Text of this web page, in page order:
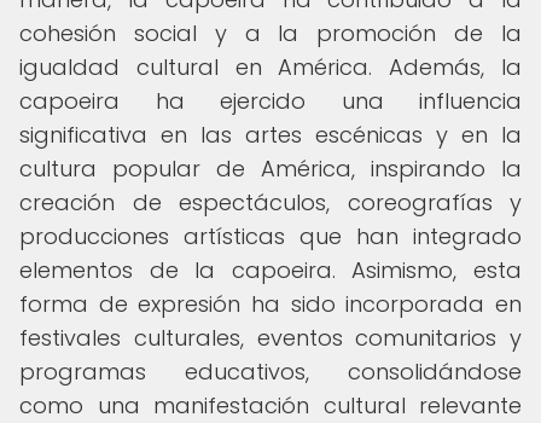
cohesión social y a la promoción de la
igualdad cultural en América. Además, la
capoeira ha ejercido una influencia
significativa en las artes escénicas y en la
cultura popular de América, inspirando la
creación de espectáculos, coreografías y
producciones artísticas que han integrado
elementos de la capoeira. Asimismo, esta
forma de expresión ha sido incorporada en
festivales culturales, eventos comunitarios y
programas educativos, consolidándose
como una manifestación cultural relevante